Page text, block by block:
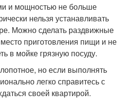
и мощностью не больше
нельзя устанавливать
Можно сделать раздвижные
место приготовления пищи и не
в мойке грязную посуду.
но если выполнять
легко справитесь с
своей квартирой.